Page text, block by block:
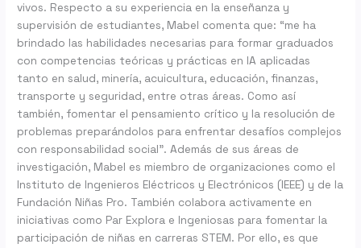
vivos. Respecto a su experiencia en la enseñanza y
supervisión de estudiantes, Mabel comenta que: “me ha
brindado las habilidades necesarias para formar graduados
con competencias teóricas y prácticas en IA aplicadas
tanto en salud, minería, acuicultura, educación, finanzas,
transporte y seguridad, entre otras áreas. Como así
también, fomentar el pensamiento crítico y la resolución de
problemas preparándolos para enfrentar desafíos complejos
con responsabilidad social”. Además de sus áreas de
investigación, Mabel es miembro de organizaciones como el
Instituto de Ingenieros Eléctricos y Electrónicos (IEEE) y de la
Fundación Niñas Pro. También colabora activamente en
iniciativas como Par Explora e Ingeniosas para fomentar la
participación de niñas en carreras STEM. Por ello, es que